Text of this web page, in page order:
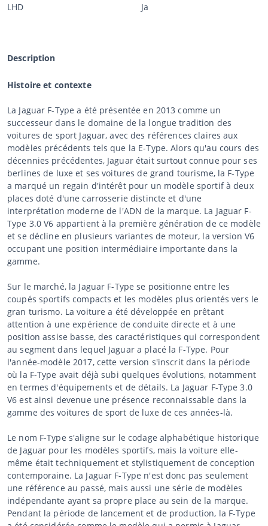
LHD
Ja
Description
Histoire et contexte
La Jaguar F-Type a été présentée en 2013 comme un
successeur dans le domaine de la longue tradition des
voitures de sport Jaguar, avec des références claires aux
modèles précédents tels que la E-Type. Alors qu'au cours des
décennies précédentes, Jaguar était surtout connue pour ses
berlines de luxe et ses voitures de grand tourisme, la F-Type
a marqué un regain d'intérêt pour un modèle sportif à deux
places doté d'une carrosserie distincte et d'une
interprétation moderne de l'ADN de la marque. La Jaguar F-
Type 3.0 V6 appartient à la première génération de ce modèle
et se décline en plusieurs variantes de moteur, la version V6
occupant une position intermédiaire importante dans la
gamme.
Sur le marché, la Jaguar F-Type se positionne entre les
coupés sportifs compacts et les modèles plus orientés vers le
gran turismo. La voiture a été développée en prêtant
attention à une expérience de conduite directe et à une
position assise basse, des caractéristiques qui correspondent
au segment dans lequel Jaguar a placé la F-Type. Pour
l'année-modèle 2017, cette version s'inscrit dans la période
où la F-Type avait déjà subi quelques évolutions, notamment
en termes d'équipements et de détails. La Jaguar F-Type 3.0
V6 est ainsi devenue une présence reconnaissable dans la
gamme des voitures de sport de luxe de ces années-là.
Le nom F-Type s'aligne sur le codage alphabétique historique
de Jaguar pour les modèles sportifs, mais la voiture elle-
même était techniquement et stylistiquement de conception
contemporaine. La Jaguar F-Type n'est donc pas seulement
une référence au passé, mais aussi une série de modèles
indépendante ayant sa propre place au sein de la marque.
Pendant la période de lancement et de production, la F-Type